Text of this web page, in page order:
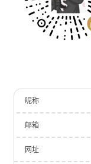
昵称
邮箱
网址